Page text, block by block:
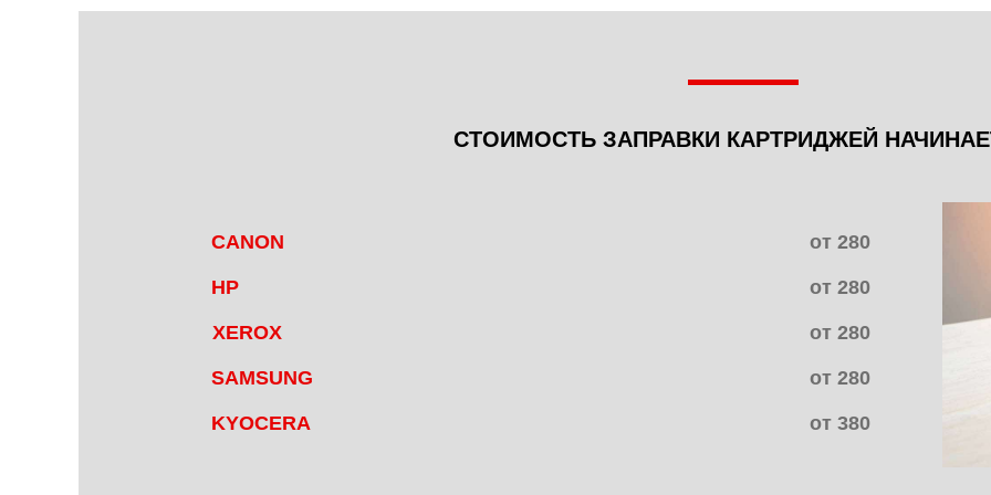
СТОИМОСТЬ ЗАПРАВКИ КАРТРИДЖЕЙ
CANON от 280
от 280
HP
XEROX
SAMSUNG
KYOCERA
от 280
от 280
от 380